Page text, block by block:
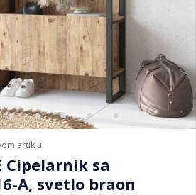
artiklu
Cipelarnik sa
A, svetlo braon